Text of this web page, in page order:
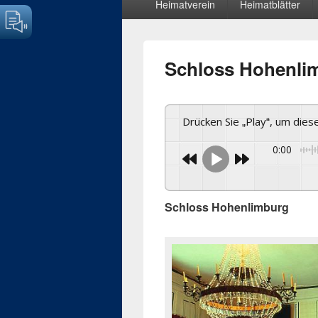
Heimatverein Heimatblätter
Schloss
Drücken Sie „Play“, um
0:00
Schloss Hohenlimburg